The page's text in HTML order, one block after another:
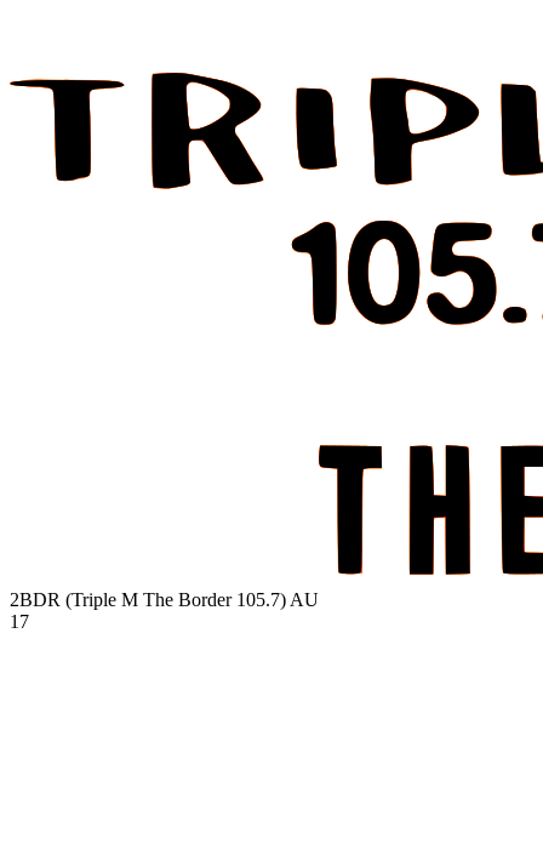
2BDR (Triple M The Border 105.7) AU
17